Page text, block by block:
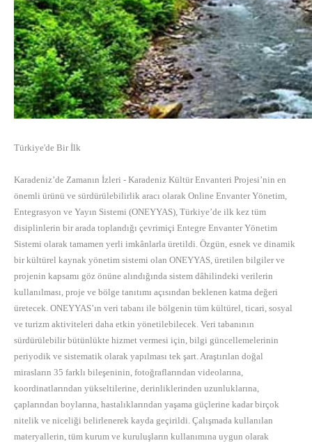
Türkiye'de Bir İlk
Karadeniz’de Zamanın İzleri - Karadeniz Kültür Envanteri Projesi’nin en
önemli ürünü ve sürdürülebilirlik aracı olarak Online Envanter Yönetim,
Entegrasyon ve Yayın Sistemi (ONEYYAS), Türkiye’de ilk kez tüm
disiplinlerin bir arada toplandığı çevrimiçi Entegre Envanter Yönetim
Sistemi olarak tamamen yerli imkânlarla üretildi. Özgün, esnek ve dinamik
bir kültürel kaynak yönetim sistemi olan ONEYYAS, üretilen bilgiler ve
projenin kapsamı göz önüne alındığında sistem dâhilindeki verilerin
kullanılması, proje ve bölge tanıtımı açısından beklenen katma değeri
üretecek. ONEYYAS’ın veri tabanı ile bölgenin tüm kültürel, ticari, sosyal
ve turizm aktiviteleri daha etkin yönetilebilecek. Veri tabanının
sürdürülebilir bütünlükte hizmet vermesi için, bilgi güncellemelerinin
periyodik ve sistematik olarak yapılması tek şart. Araştırılan doğal
mirasların 35 farklı bileşeninin, fotoğraflarından videolarına,
koordinatlarından yükseltilerine, derinliklerinden uzunluklarına,
çaplarından boylarına, hastalıklarından yaşama güçlerine kadar birçok
nitelik ve niceliği belirlenerek kayda geçirildi. Çalışmada kullanılan
materyallerin, tüm kurum ve kuruluşların kullanımına uygun olarak